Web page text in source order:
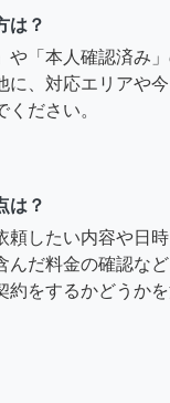
は？
や「本人確認済み
に、対応エリアや
ださい。
は？
頼したい内容や日
んだ料金の確認な
約をするかどうかを